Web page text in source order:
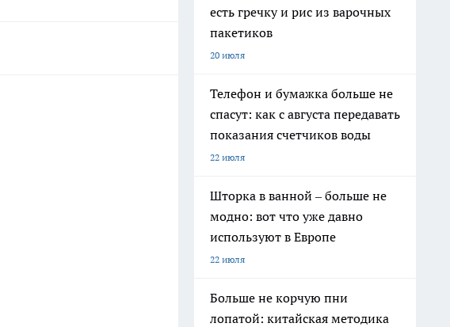
есть гречку и рис из варочных
пакетиков
20 июля
Телефон и бумажка больше не
спасут: как с августа передавать
показания счетчиков воды
22 июля
Шторка в ванной – больше не
модно: вот что уже давно
используют в Европе
22 июля
Больше не корчую пни
лопатой: китайская методика